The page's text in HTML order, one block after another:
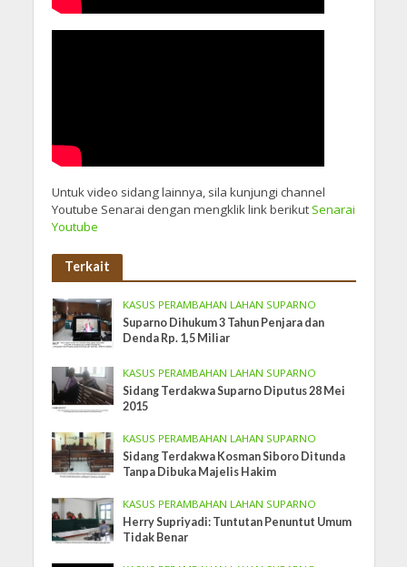
Untuk video sidang lainnya, sila kunjungi channel
Youtube Senarai dengan mengklik link berikutSenarai
Youtube
Terkait
KASUS PERAMBAHAN LAHAN SUPARNO
Suparno Dihukum 3 Tahun Penjara dan
Denda Rp. 1,5 Miliar
KASUS PERAMBAHAN LAHAN SUPARNO
Sidang Terdakwa Suparno Diputus 28 Mei
2015
KASUS PERAMBAHAN LAHAN SUPARNO
Sidang Terdakwa Kosman Siboro Ditunda
Tanpa Dibuka Majelis Hakim
KASUS PERAMBAHAN LAHAN SUPARNO
Herry Supriyadi: Tuntutan Penuntut Umum
Tidak Benar